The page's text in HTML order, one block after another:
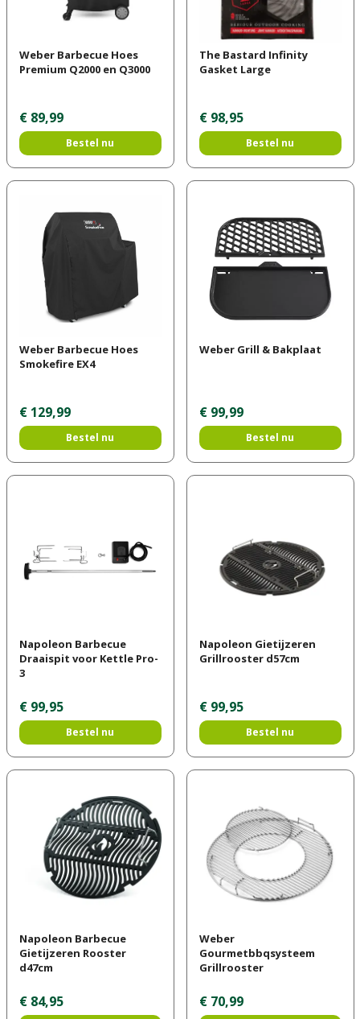
Weber Barbecue Hoes
Premium Q2000 en Q3000
€ 89,99
Bestel nu
The Bastard Infinity
Gasket Large
€ 98,95
Bestel nu
Weber Barbecue Hoes
Smokefire EX4
€ 129,99
Bestel nu
Weber Grill & Bakplaat
€ 99,99
Bestel nu
Napoleon Barbecue
Draaispit voor Kettle Pro-
3
€ 99,95
Bestel nu
Napoleon Gietijzeren
Grillrooster d57cm
€ 99,95
Bestel nu
Napoleon Barbecue
Gietijzeren Rooster
d47cm
€ 84,95
Weber
Gourmetbbqsysteem
Grillrooster
€ 70,99